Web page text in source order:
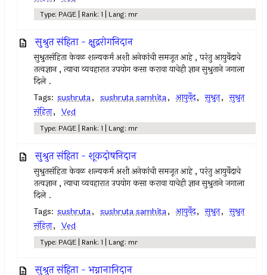
Type: PAGE | Rank: 1 | Lang: mr
सुश्रुत संहिता - क्षुद्ररोगनिदान
सुश्रुतसंहिता केवळ शल्यकर्म अशी अनेकांची समजूत आहे , परंतु आयुर्वेदाचे
तत्वज्ञान , त्याचा व्यवहारात उपयोग कसा करावा याचेही ज्ञान सुश्रुताने जगाला
दिले .
Tags: sushruta, sushruta samhita, आयुर्वेद, सुश्रुत, सुश्रुत
संहिता, Ved
Type: PAGE | Rank: 1 | Lang: mr
सुश्रुत संहिता - शूकदोषनिदान
सुश्रुतसंहिता केवळ शल्यकर्म अशी अनेकांची समजूत आहे , परंतु आयुर्वेदाचे
तत्वज्ञान , त्याचा व्यवहारात उपयोग कसा करावा याचेही ज्ञान सुश्रुताने जगाला
दिले .
Tags: sushruta, sushruta samhita, आयुर्वेद, सुश्रुत, सुश्रुत
संहिता, Ved
Type: PAGE | Rank: 1 | Lang: mr
सुश्रुत संहिता - भग्नानानिदान